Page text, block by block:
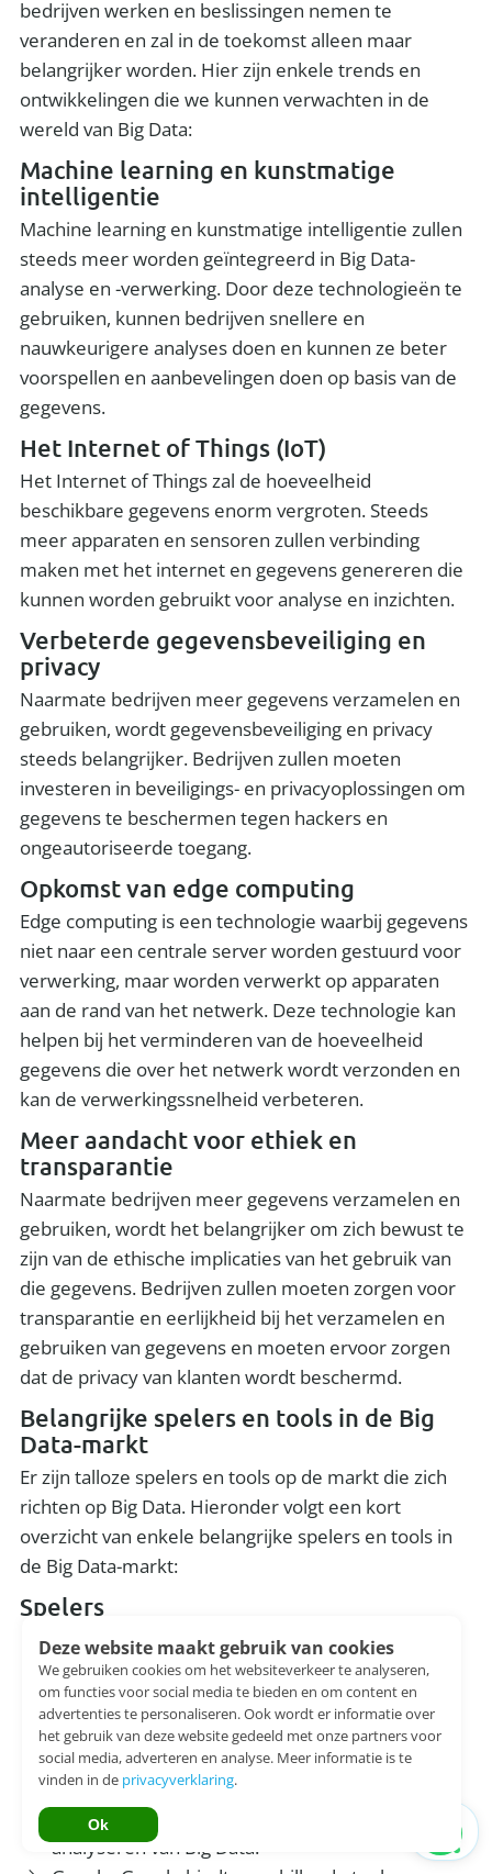
bedrijven werken en beslissingen nemen te
veranderen en zal in de toekomst alleen maar
belangrijker worden. Hier zijn enkele trends en
ontwikkelingen die we kunnen verwachten in de
wereld van Big Data:
Machine learning en kunstmatige
intelligentie
Machine learning en kunstmatige intelligentie zullen
steeds meer worden geïntegreerd in Big Data-
analyse en -verwerking. Door deze technologieën te
gebruiken, kunnen bedrijven snellere en
nauwkeurigere analyses doen en kunnen ze beter
voorspellen en aanbevelingen doen op basis van de
gegevens.
Het Internet of Things (IoT)
Het Internet of Things zal de hoeveelheid
beschikbare gegevens enorm vergroten. Steeds
meer apparaten en sensoren zullen verbinding
maken met het internet en gegevens genereren die
kunnen worden gebruikt voor analyse en inzichten.
Verbeterde gegevensbeveiliging en
privacy
Naarmate bedrijven meer gegevens verzamelen en
gebruiken, wordt gegevensbeveiliging en privacy
steeds belangrijker. Bedrijven zullen moeten
investeren in beveiligings- en privacyoplossingen om
gegevens te beschermen tegen hackers en
ongeautoriseerde toegang.
Opkomst van edge computing
Edge computing is een technologie waarbij gegevens
niet naar een centrale server worden gestuurd voor
verwerking, maar worden verwerkt op apparaten
aan de rand van het netwerk. Deze technologie kan
helpen bij het verminderen van de hoeveelheid
gegevens die over het netwerk wordt verzonden en
kan de verwerkingssnelheid verbeteren.
Meer aandacht voor ethiek en
transparantie
Naarmate bedrijven meer gegevens verzamelen en
gebruiken, wordt het belangrijker om zich bewust te
zijn van de ethische implicaties van het gebruik van
die gegevens. Bedrijven zullen moeten zorgen voor
transparantie en eerlijkheid bij het verzamelen en
gebruiken van gegevens en moeten ervoor zorgen
dat de privacy van klanten wordt beschermd.
Belangrijke spelers en tools in de Big
Data-markt
Er zijn talloze spelers en tools op de markt die zich
richten op Big Data. Hieronder volgt een kort
overzicht van enkele belangrijke spelers en tools in
de Big Data-markt:
Spelers
IBM: IBM biedt een breed scala aan Big Data-
producten en -services, waaronder
gegevensanalyse, datamanagement en
dataplatforms.
Microsoft: Microsoft biedt Azure, een cloud-
gebaseerd dataplatform dat kan worden
gebruikt voor het opslaan, beheren en
analyseren van Big Data.
Deze website maakt gebruik van cookies
We gebruiken cookies om het websiteverkeer te analyseren,
om functies voor social media te bieden en om content en
advertenties te personaliseren. Ook wordt er informatie over
het gebruik van deze website gedeeld met onze partners voor
social media, adverteren en analyse. Meer informatie is te
vinden in de privacyverklaring.
Ok